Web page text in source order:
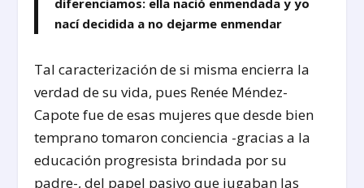
diferenciamos: ella nació enmendada y yo
nací decidida a no dejarme enmendar
Tal caracterización de si misma encierra la
verdad de su vida, pues Renée Méndez-
Capote fue de esas mujeres que desde bien
temprano tomaron conciencia -gracias a la
educación progresista brindada por su
padre-, del papel pasivo que jugaban las